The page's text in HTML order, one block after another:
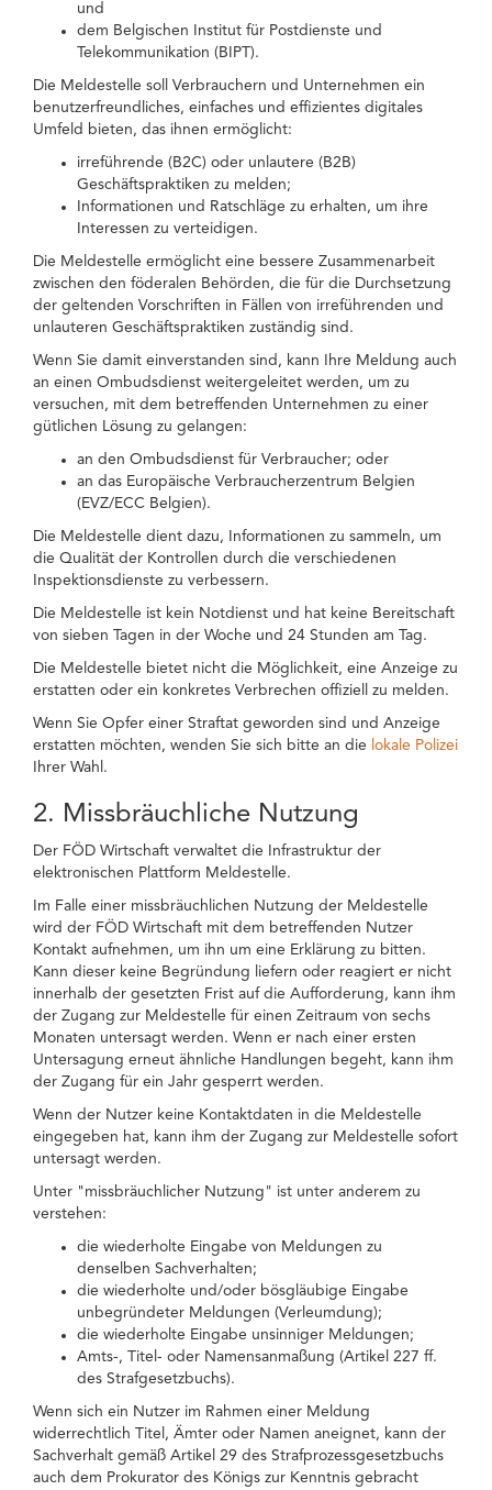
und
dem Belgischen Institut für Postdienste und
Telekommunikation (BIPT).
Die Meldestelle soll Verbrauchern und Unternehmen ein
benutzerfreundliches, einfaches und effizientes digitales
Umfeld bieten, das ihnen ermöglicht:
irreführende (B2C) oder unlautere (B2B)
Geschäftspraktiken zu melden;
Informationen und Ratschläge zu erhalten, um ihre
Interessen zu verteidigen.
Die Meldestelle ermöglicht eine bessere Zusammenarbeit
zwischen den föderalen Behörden, die für die Durchsetzung
der geltenden Vorschriften in Fällen von irreführenden und
unlauteren Geschäftspraktiken zuständig sind.
Wenn Sie damit einverstanden sind, kann Ihre Meldung auch
an einen Ombudsdienst weitergeleitet werden, um zu
versuchen, mit dem betreffenden Unternehmen zu einer
gütlichen Lösung zu gelangen:
an den Ombudsdienst für Verbraucher; oder
an das Europäische Verbraucherzentrum Belgien
(EVZ/ECC Belgien).
Die Meldestelle dient dazu, Informationen zu sammeln, um
die Qualität der Kontrollen durch die verschiedenen
Inspektionsdienste zu verbessern.
Die Meldestelle ist kein Notdienst und hat keine Bereitschaft
von sieben Tagen in der Woche und 24 Stunden am Tag.
Die Meldestelle bietet nicht die Möglichkeit, eine Anzeige zu
erstatten oder ein konkretes Verbrechen offiziell zu melden.
Wenn Sie Opfer einer Straftat geworden sind und Anzeige
erstatten möchten, wenden Sie sich bitte an die lokale Polizei
Ihrer Wahl.
2. Missbräuchliche Nutzung
Der FÖD Wirtschaft verwaltet die Infrastruktur der
elektronischen Plattform Meldestelle.
Im Falle einer missbräuchlichen Nutzung der Meldestelle
wird der FÖD Wirtschaft mit dem betreffenden Nutzer
Kontakt aufnehmen, um ihn um eine Erklärung zu bitten.
Kann dieser keine Begründung liefern oder reagiert er nicht
innerhalb der gesetzten Frist auf die Aufforderung, kann ihm
der Zugang zur Meldestelle für einen Zeitraum von sechs
Monaten untersagt werden. Wenn er nach einer ersten
Untersagung erneut ähnliche Handlungen begeht, kann ihm
der Zugang für ein Jahr gesperrt werden.
Wenn der Nutzer keine Kontaktdaten in die Meldestelle
eingegeben hat, kann ihm der Zugang zur Meldestelle sofort
untersagt werden.
Unter "missbräuchlicher Nutzung" ist unter anderem zu
verstehen:
die wiederholte Eingabe von Meldungen zu
denselben Sachverhalten;
die wiederholte und/oder bösgläubige Eingabe
unbegründeter Meldungen (Verleumdung);
die wiederholte Eingabe unsinniger Meldungen;
Amts-, Titel- oder Namensanmaßung (Artikel 227 ff.
des Strafgesetzbuchs).
Wenn sich ein Nutzer im Rahmen einer Meldung
widerrechtlich Titel, Ämter oder Namen aneignet, kann der
Sachverhalt gemäß Artikel 29 des Strafprozessgesetzbuchs
auch dem Prokurator des Königs zur Kenntnis gebracht